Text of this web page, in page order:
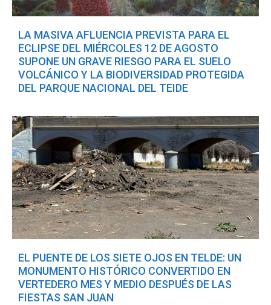
LA MASIVA AFLUENCIA PREVISTA PARA EL
ECLIPSE DEL MIÉRCOLES 12 DE AGOSTO
SUPONE UN GRAVE RIESGO PARA EL SUELO
VOLCÁNICO Y LA BIODIVERSIDAD PROTEGIDA
DEL PARQUE NACIONAL DEL TEIDE
EL PUENTE DE LOS SIETE OJOS EN TELDE: UN
MONUMENTO HISTÓRICO CONVERTIDO EN
VERTEDERO MES Y MEDIO DESPUÉS DE LAS
FIESTAS SAN JUAN